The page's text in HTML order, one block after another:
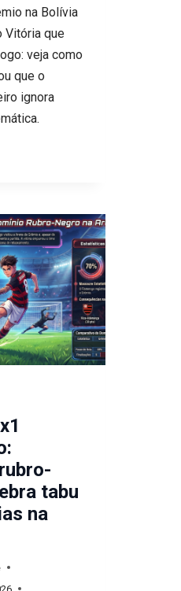
na Bolívia
Vitória que
veja como
que o
ignora
tabu
na